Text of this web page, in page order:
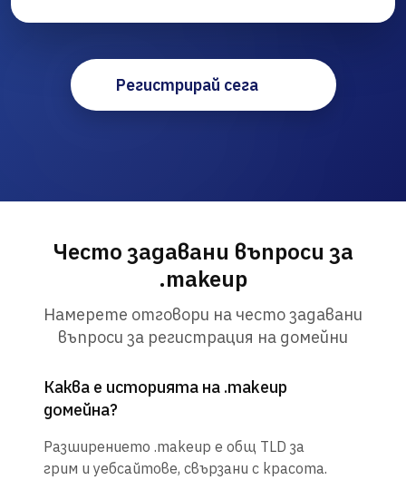
Регистрирай сега
Често задавани въпроси за
.makeup
Намерете отговори на често задавани
въпроси за регистрация на домейни
Каква е историята на .makeup
домейна?
Разширението .makeup е общ TLD за
грим и уебсайтове, свързани с красота.